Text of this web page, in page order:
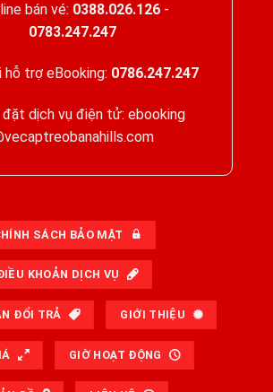
bán vé: 0388.026.126 -
0783.247.247
hỗ trợ eBooking: 0786.247.247
đặt dịch vụ điện tử: ebooking
SÁCH BẢO MẬT
KHOẢN DỊCH VỤ
ĐỔI TRẢ GIỚI THIỆU
GIỜ HOẠT ĐỘNG